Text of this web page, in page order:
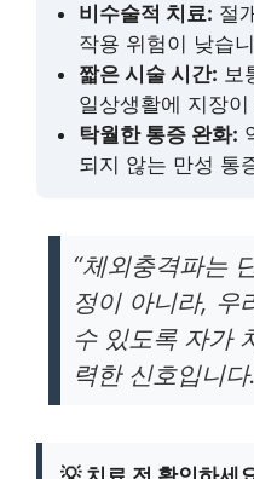
비수술적 치료: 절
작용 위험이 낮습
짧은 시술 시간: 보
일상생활에 지장
탁월한 통증 완화:
되지 않는 만성 통
“체외충격파는
정이 아니라, 우
수 있도록 자가
력한 신호입니다